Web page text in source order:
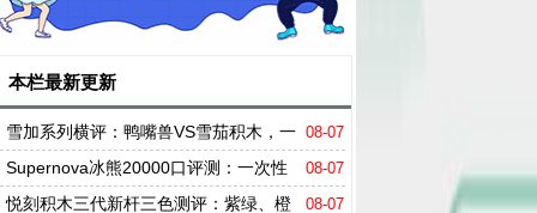
栏最新更新
08-07
雪加系列横评：鸭嘴兽VS雪茄积木，一
个"天花板"，一个"大玩家" 08-07
Supernova冰熊20000口评测：一次性
电子烟卷到天花板？ 08-07
悦刻积木三代新杆三色测评：紫绿、橙